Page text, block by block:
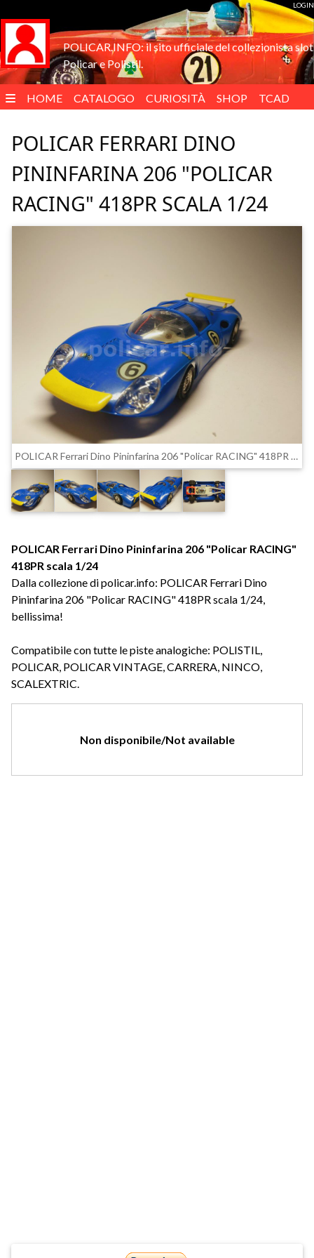
LOGIN
POLICAR.INFO: il sito ufficiale del collezionista slot
Policar e Polistil.
HOME CATALOGO CURIOSITÀ SHOP TCAD
POLICAR FERRARI DINO
PININFARINA 206 "POLICAR
RACING" 418PR SCALA 1/24
POLICAR Ferrari Dino Pininfarina 206 "Policar RACING" 418PR scala 1/24
POLICAR Ferrari Dino Pininfarina 206 "Policar RACING"
418PR scala 1/24
Dalla collezione di policar.info: POLICAR Ferrari Dino
Pininfarina 206 "Policar RACING" 418PR scala 1/24,
bellissima!
Compatibile con tutte le piste analogiche: POLISTIL,
POLICAR, POLICAR VINTAGE, CARRERA, NINCO,
SCALEXTRIC.
Non disponibile/Not available